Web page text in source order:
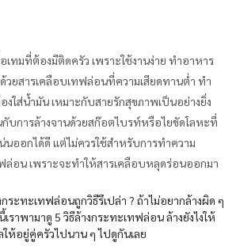
ทมที่ต้องมีติดครัว เพราะใช้งานง่าย ทำอาหาร
วยสารเคลือบเทฟล่อนที่ความเสียดทานต่ำ ทำ
ใส่น้ำมัน เหมาะกับสายรักสุขภาพเป็นอย่างยิ่ง
บการล้างจานด้วยสก๊อตไบรท์หรือไยขัดโลหะที่
ออกได้ดี แต่ไม่ควรใช้สำหรับการทำความ
ล่อน เพราะจะทำให้สารเคลือบหลุดร่อนออกมา
กระทะเทฟล่อนถูกวิธีรึเปล่า ? ถ้าไม่อยากล้างผิด ๆ
าพามาดู 5 วิธีล้างกระทะเทฟล่อน ล้างยังไงให้
ห้อยู่คู่ครัวไปนาน ๆ ไปดูกันเลย